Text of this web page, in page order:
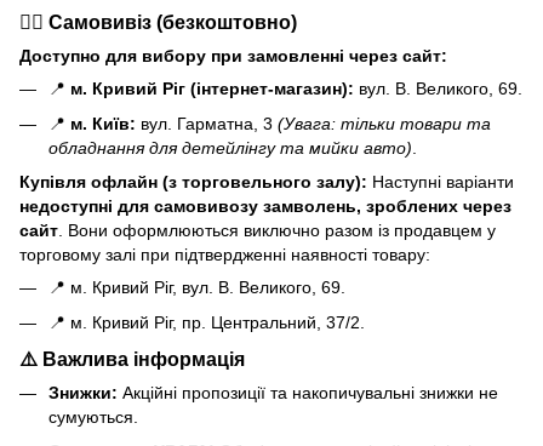
🏃‍♂️ Самовивіз (безкоштовно)
Доступно для вибору при замовленні через сайт:
📍 м. Кривий Ріг (інтернет-магазин): вул. В. Великого, 69.
📍 м. Київ: вул. Гарматна, 3 (Увага: тільки товари та
обладнання для детейлінгу та мийки авто)
Купівля офлайн (з торговельного залу): Наступні варіанти
недоступні для самовивозу замволень, зроблених через
сайт . Вони оформлюються виключно разом із продавцем у
торговому залі при підтвердженні наявності товару:
📍 м. Кривий Ріг, вул. В. Великого, 69.
📍 м. Кривий Ріг, пр. Центральний, 37/2.
⚠️ Важлива інформація
Знижки: Акційні пропозиції та накопичувальні знижки не
сумуються.